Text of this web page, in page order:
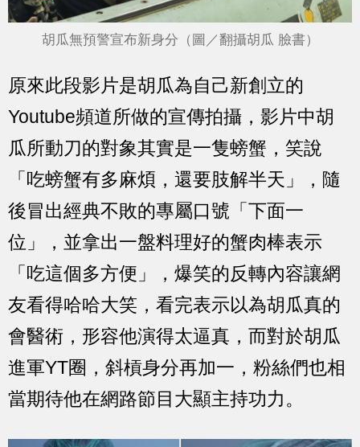
胡瓜無預警宣布新身分（圖／翻攝胡瓜 臉書）
原來此段影片是胡瓜為自己新創立的
Youtube頻道所做的宣傳拍攝，影片中胡
瓜所動刀的對象其實是一隻螃蟹，笑說
「吃螃蟹有多麻煩，還要肢解半天」，隨
後冒出經典不敗的專屬口號「下面一
位」，並拿出一盤料理好的蟹肉棒表示
「吃這個多方便」，爆笑的反轉內容讓網
友看得哈哈大笑，看完表示以為胡瓜真的
會醫術，形容他演得太逼真，而對於胡瓜
進軍YT圈，斜槓身分再加一，粉絲們也相
當期待他在網路節目大顯主持功力。